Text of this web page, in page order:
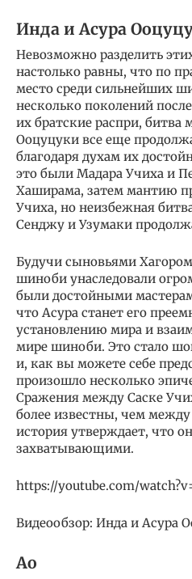
Инда и Асура
Невозможно разделить
настолько равны, что по
место среди сильнейших
несколько поколений
их братские распри,
Ооцуцуки все еще
благодаря духам их
это были Мадара Учиха и
Хаширама, затем мантию
Учиха, но неизбежная
Сенджу и Узумаки
Будучи сыновьями
шиноби унаследовали
были достойными
что Асура станет его
установлению мира и
мире шиноби. Это стало
и, как вы можете себе
произошло несколько
Сражения между Саске
более известны, чем
история утверждает, что
захватывающими.
https://youtube.com/
Видеообзор: Инда и Асура
Ao